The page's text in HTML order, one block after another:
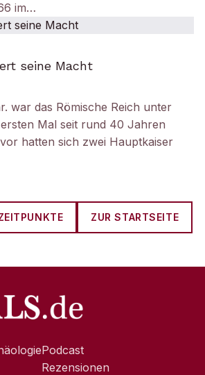
im…
seine Macht
war das Römische Reich unter
Mal seit rund 40 Jahren
hatten sich zwei Hauptkaiser
ZUR STARTSEITE
Podcast
Rezensionen